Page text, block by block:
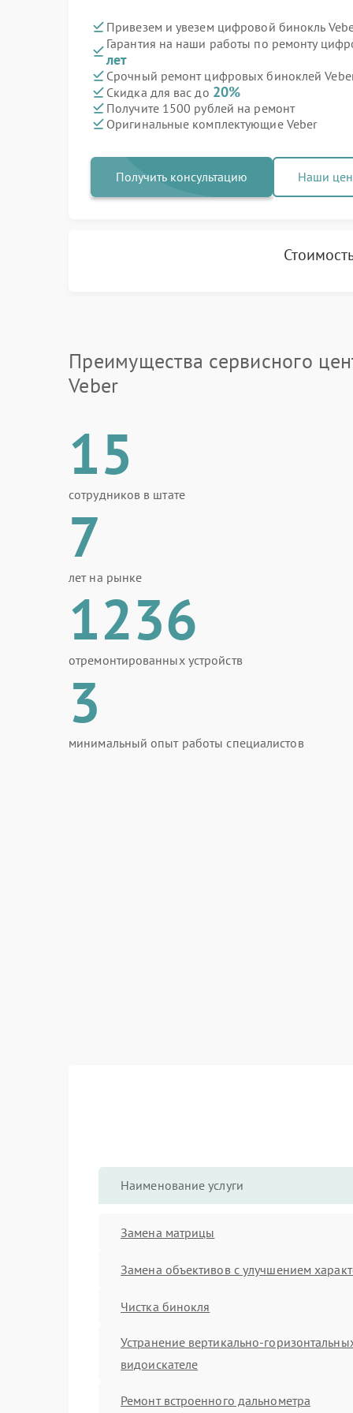
Привезем и увезем цифровой бинокль
Гарантия на наши работы по ремонту
лет
Срочный ремонт цифровых биноклей
Скидка для вас до 20%
Получите 1500 рублей на ремонт
Оригинальные комплектующие Veber
Получить консультацию Наши
Преимущества сервисного
Veber
15
сотрудников в штате
7
лет на рынке
1236
отремонтированных устройств
3
минимальный опыт работы специалистов
Наименование услуги
Замена матрицы
Замена объективов с улучшением
Чистка бинокля
Устранение вертикально-
видоискателе
Ремонт встроенного дальнометра